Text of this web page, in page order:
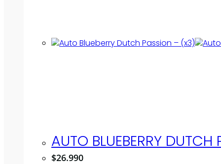
AUTO BLUEBERRY
$26.990